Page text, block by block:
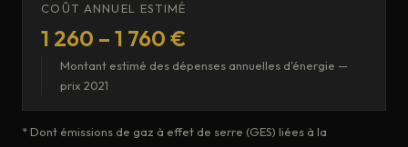
COÛT ANNUEL ESTIMÉ
1 260 – 1 760 €
Montant estimé des dépenses annuelles d'énergie —
prix 2021
* Dont émissions de gaz à effet de serre (GES) liées à la